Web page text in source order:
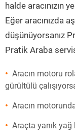
halde aracınızın
Eğer aracınızda
düşünüyorsanız
Pratik Araba
Aracın motoru
gürültülü
Aracın
Araçta yanık